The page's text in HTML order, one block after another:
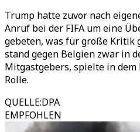
Trump hatte zuvor nach
Anruf bei der FIFA um eine
gebeten, was für große Kritik
stand gegen Belgien zwar in
Mitgastgebers, spielte in
Rolle.
QUELLE:DPA
EMPFOHLEN